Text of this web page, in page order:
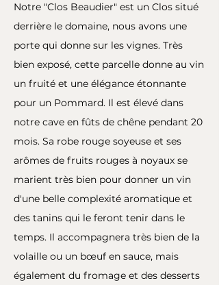
Notre "Clos Beaudier" est un Clos situé
derrière le domaine, nous avons une
porte qui donne sur les vignes. Très
bien exposé, cette parcelle donne au vin
un fruité et une élégance étonnante
pour un Pommard. Il est élevé dans
notre cave en fûts de chêne pendant 20
mois. Sa robe rouge soyeuse et ses
arômes de fruits rouges à noyaux se
marient très bien pour donner un vin
d'une belle complexité aromatique et
des tanins qui le feront tenir dans le
temps. Il accompagnera très bien de la
volaille ou un bœuf en sauce, mais
également du fromage et des desserts